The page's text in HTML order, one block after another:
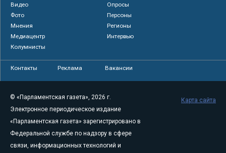
Видео
Опросы
Фото
Персоны
Мнения
Регионы
Медиацентр
Интервью
Колумнисты
Контакты Реклама Вакансии
© «Парламентская газета», 2026 г.
Электронное периодическое издание
«Парламентская газета» зарегистрировано в
Федеральной службе по надзору в сфере
связи, информационных технологий и
Карта сайта